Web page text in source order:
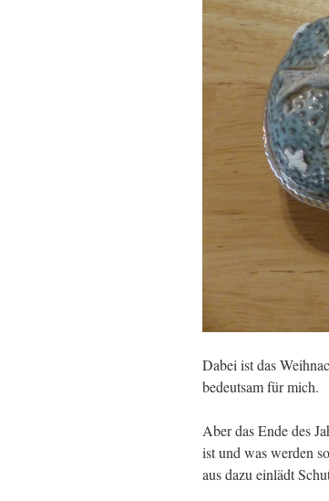
Dabei ist das
bedeutsam für mich.
Aber das Ende des
ist und was werden
aus dazu einlädt